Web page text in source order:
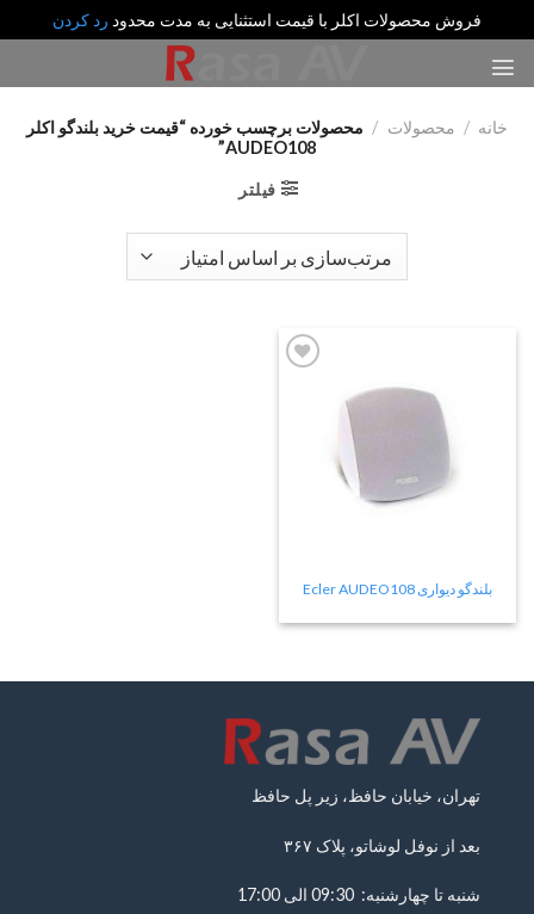
فروش محصولات اکلر با قیمت استثنایی به مدت محدود رد کردن
خانه / محصولات / محصولات برچسب خورده “قیمت خرید بلندگو اکلر
AUDEO108”
فیلتر
بلندگو دیواری Ecler AUDEO108
تهران، خیابان حافظ، زیر پل حافظ
بعد از نوفل لوشاتو، پلاک ۳۶۷
شنبه تا چهارشنبه: 09:30 الی 17:00